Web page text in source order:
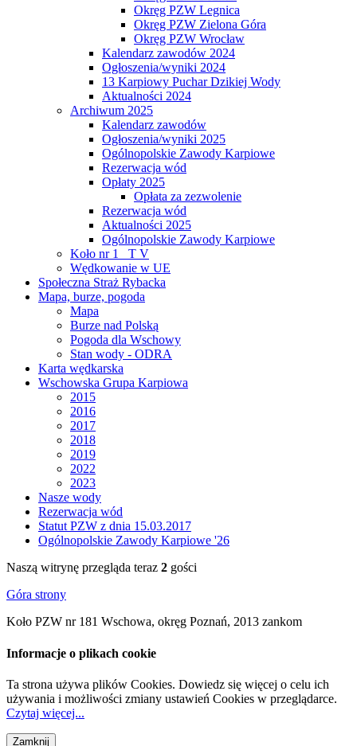
Okręg PZW Legnica
Okręg PZW Zielona Góra
Okręg PZW Wrocław
Kalendarz zawodów 2024
Ogłoszenia/wyniki 2024
13 Karpiowy Puchar Dzikiej Wody
Aktualności 2024
Archiwum 2025
Kalendarz zawodów
Ogłoszenia/wyniki 2025
Ogólnopolskie Zawody Karpiowe
Rezerwacja wód
Opłaty 2025
Opłata za zezwolenie
Rezerwacja wód
Aktualności 2025
Ogólnopolskie Zawody Karpiowe
Koło nr 1 _T V
Wędkowanie w UE
Społeczna Straż Rybacka
Mapa, burze, pogoda
Mapa
Burze nad Polską
Pogoda dla Wschowy
Stan wody - ODRA
Karta wędkarska
Wschowska Grupa Karpiowa
2015
2016
2017
2018
2019
2022
2023
Nasze wody
Rezerwacja wód
Statut PZW z dnia 15.03.2017
Ogólnopolskie Zawody Karpiowe '26
Naszą witrynę przegląda teraz 2 gości
Góra strony
Koło PZW nr 181 Wschowa, okręg Poznań, 2013 zankom
Informacje o plikach cookie
Ta strona używa plików Cookies. Dowiedz się więcej o celu ich
używania i możliwości zmiany ustawień Cookies w przeglądarce.
Czytaj więcej...